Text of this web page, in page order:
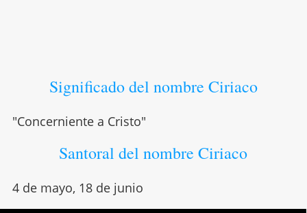
Significado del nombre Ciriaco
"Concerniente a Cristo"
Santoral del nombre Ciriaco
4 de mayo, 18 de junio